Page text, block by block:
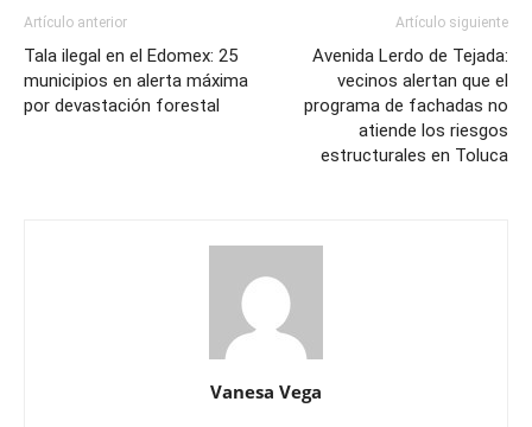
Artículo anterior
Tala ilegal en el Edomex: 25
municipios en alerta máxima
por devastación forestal
Artículo siguiente
Avenida Lerdo de Tejada:
vecinos alertan que el
programa de fachadas no
atiende los riesgos
estructurales en Toluca
Vanesa Vega